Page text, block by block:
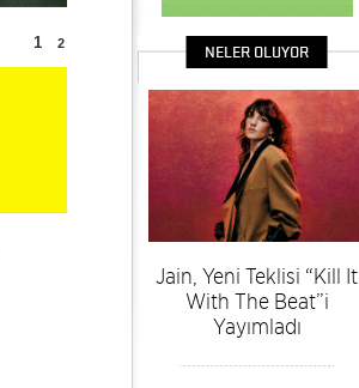
1 2 NELER OLUYOR
Jain, Yeni Teklisi “Kill It
With The Beat”i
Yayımladı